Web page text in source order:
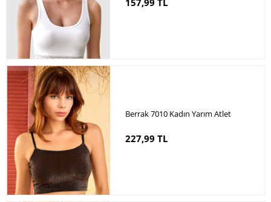
157,99 TL
Berrak 7010 Kadın Yarım Atlet
227,99 TL